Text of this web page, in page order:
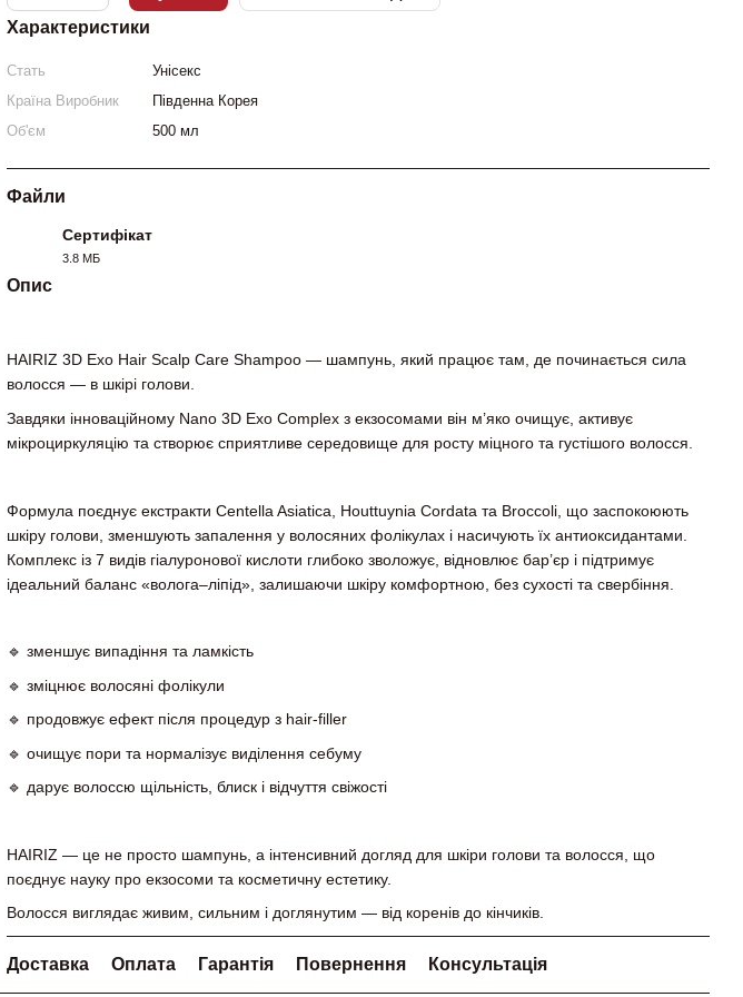
Характеристики
Стать
Унісекс
Країна Виробник
Південна Корея
Об'єм
500 мл
Файли
Сертифікат
3.8 МБ
Опис
HAIRIZ 3D Exo Hair Scalp Care Shampoo — шампунь, який працює там, де починається сила
волосся — в шкірі голови.
Завдяки інноваційному Nano 3D Exo Complex з екзосомами він м’яко очищує, активує
мікроциркуляцію та створює сприятливе середовище для росту міцного та густішого волосся.
Формула поєднує екстракти Centella Asiatica, Houttuynia Cordata та Broccoli, що заспокоюють
шкіру голови, зменшують запалення у волосяних фолікулах і насичують їх антиоксидантами.
Комплекс із 7 видів гіалуронової кислоти глибоко зволожує, відновлює бар’єр і підтримує
ідеальний баланс «волога–ліпід», залишаючи шкіру комфортною, без сухості та свербіння.
🔹 зменшує випадіння та ламкість
🔹 зміцнює волосяні фолікули
🔹 продовжує ефект після процедур з hair-filler
🔹 очищує пори та нормалізує виділення себуму
🔹 дарує волоссю щільність, блиск і відчуття свіжості
HAIRIZ — це не просто шампунь, а інтенсивний догляд для шкіри голови та волосся, що
поєднує науку про екзосоми та косметичну естетику.
Волосся виглядає живим, сильним і доглянутим — від коренів до кінчиків.
Доставка Оплата Гарантія Повернення Консультація